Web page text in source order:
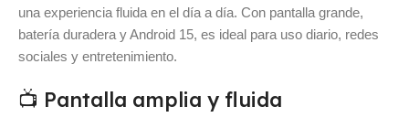
una experiencia fluida en el día a día. Con pantalla grande,
batería duradera y Android 15, es ideal para uso diario, redes
sociales y entretenimiento.
📺 Pantalla amplia y fluida